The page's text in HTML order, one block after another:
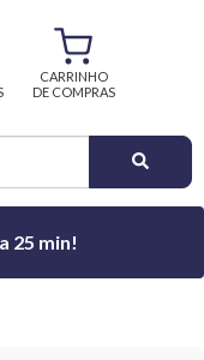
CARRINHO
DE COMPRAS
25 min!